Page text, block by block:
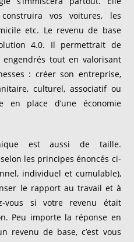
vos voitures, les
etc. Le revenu de base
4.0. Il permettrait de
tout en valorisant
: créer son entreprise,
culturel, associatif ou
en place d’une économie
est aussi de taille.
les principes énoncés ci-
individuel et cumulable),
le rapport au travail et à
vous si votre revenu était
Peu importe la réponse en
revenu de base, c’est vous